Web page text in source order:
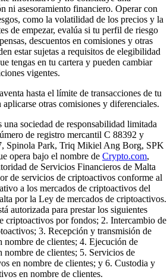
ni asesoramiento financiero. Operar con
como la volatilidad de los precios y la
de empezar, evalúa si tu perfil de riesgo
descuentos en comisiones y otras
estar sujetas a requisitos de elegibilidad
tengas en tu cartera y pueden cambiar
vigentes.
hasta el límite de transacciones de tu
otras comisiones y diferenciales.
sociedad de responsabilidad limitada
de registro mercantil C 88392 y
Spinola Park, Triq Mikiel Ang Borg, SPK
opera bajo el nombre de Crypto.com,
de Servicios Financieros de Malta
de servicios de criptoactivos conforme al
a los mercados de criptoactivos del
por la Ley de mercados de criptoactivos.
autorizada para prestar los siguientes
criptoactivos por fondos; 2. Intercambio de
3. Recepción y transmisión de
nombre de clientes; 4. Ejecución de
nombre de clientes; 5. Servicios de
en nombre de clientes; y 6. Custodia y
en nombre de clientes.